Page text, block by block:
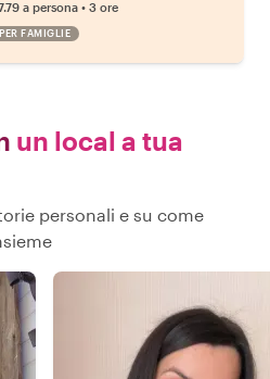
a persona • 3 ore
PER FAMIGLIE
un local a tua
personali e su come